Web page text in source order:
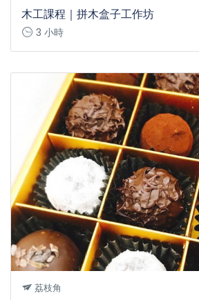
木工課程｜拼木盒子工作坊
3 小時
荔枝角